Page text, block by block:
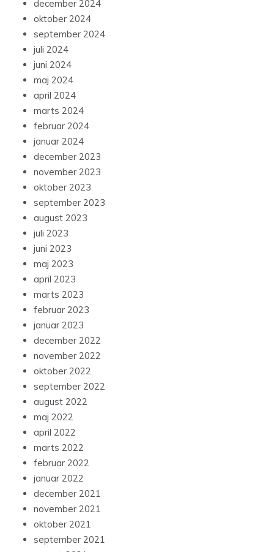
december 2024
oktober 2024
september 2024
juli 2024
juni 2024
maj 2024
april 2024
marts 2024
februar 2024
januar 2024
december 2023
november 2023
oktober 2023
september 2023
august 2023
juli 2023
juni 2023
maj 2023
april 2023
marts 2023
februar 2023
januar 2023
december 2022
november 2022
oktober 2022
september 2022
august 2022
maj 2022
april 2022
marts 2022
februar 2022
januar 2022
december 2021
november 2021
oktober 2021
september 2021